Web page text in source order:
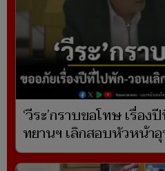
‘วีระ’กราบขอโทษ เรื่อ
ทยานฯ เลิกสอบหัวหน้า